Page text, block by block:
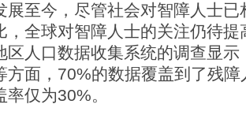
展至今，尽管社会对智障人士
，全球对智障人士的关注仍待
区人口数据收集系统的调查显
方面，70%的数据覆盖到了残
率仅为30%。